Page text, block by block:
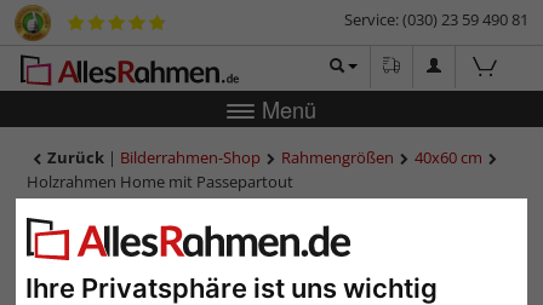
Ihre Privatsphäre ist uns wichtig
Service: (030) 23 59 490 81
Menü
Zurück | Bilderrahmen-Shop Rahmengrößen
40x60 cm
Holzrahmen Home mit Passepartout
Holzrahmen Home mit
Passepartout